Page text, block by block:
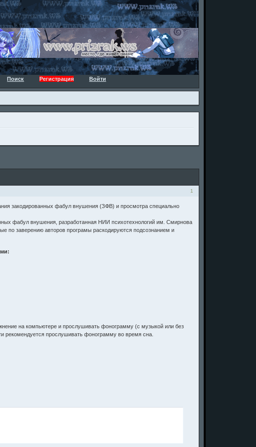
Поиск Регистрация Войти
1
закодированных фабул внушения (ЗФВ) и просмотра специально
фабул внушения, разработанная НИИ психотехнологий им. Смирнова
по заверению авторов програмы раскодируются подсознанием и
на компьютере и прослушивать фонограмму (с музыкой или без
рекомендуется прослушивать фонограмму во время сна.